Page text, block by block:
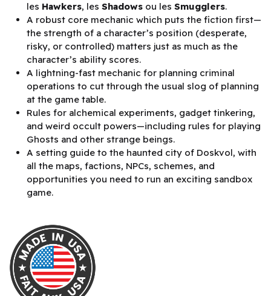
les Hawkers, les Shadows ou les Smugglers.
A robust core mechanic which puts the fiction first—
the strength of a character’s position (desperate,
risky, or controlled) matters just as much as the
character’s ability scores.
A lightning-fast mechanic for planning criminal
operations to cut through the usual slog of planning
at the game table.
Rules for alchemical experiments, gadget tinkering,
and weird occult powers—including rules for playing
Ghosts and other strange beings.
A setting guide to the haunted city of Doskvol, with
all the maps, factions, NPCs, schemes, and
opportunities you need to run an exciting sandbox
game.